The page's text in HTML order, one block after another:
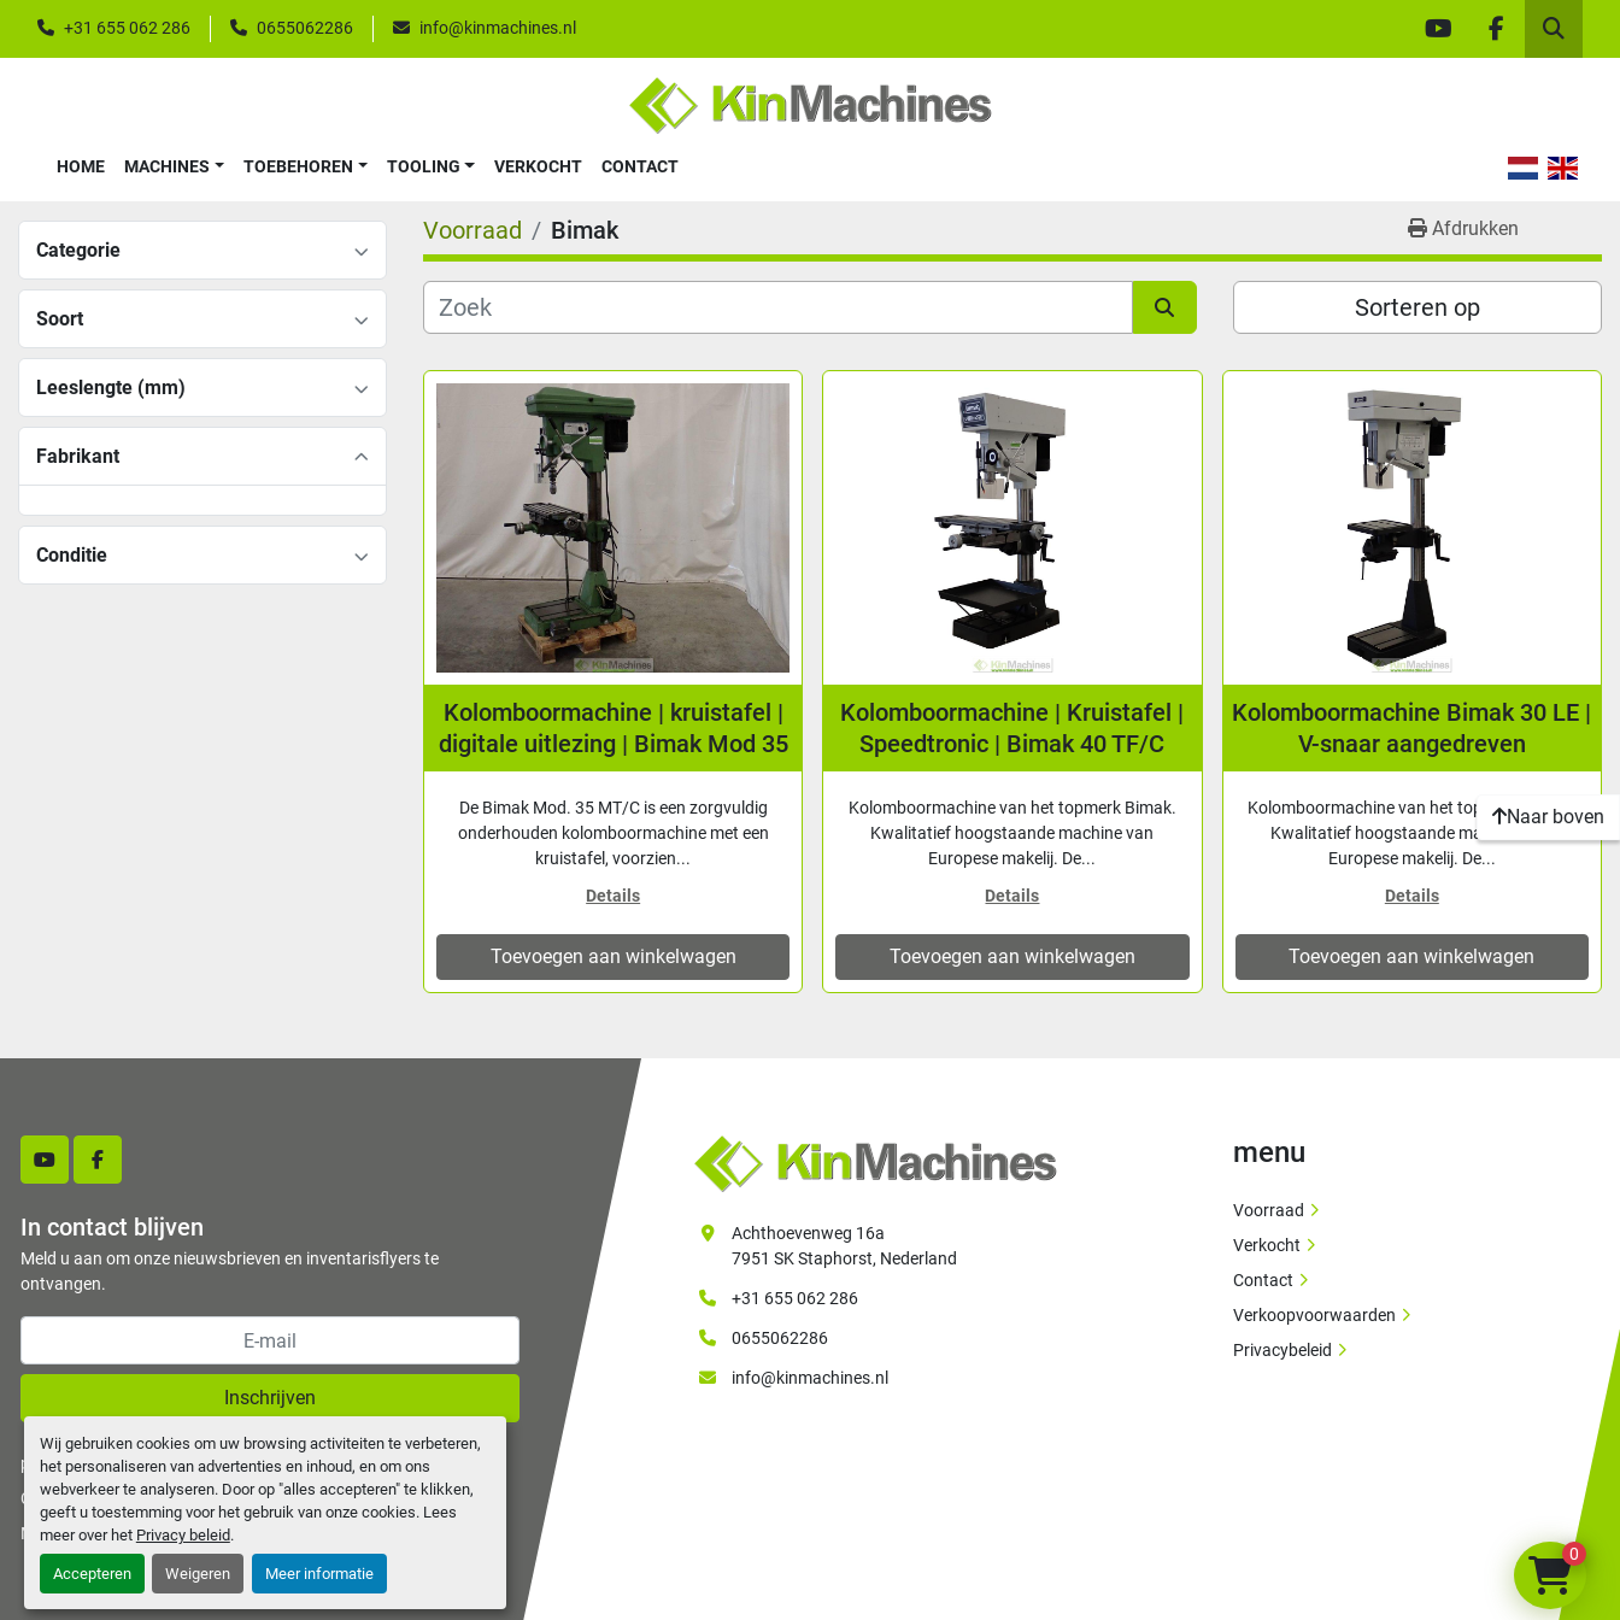
Wij gebruiken cookies om uw browsing activiteiten te verbeteren,
het personaliseren van advertenties en inhoud, en om ons
webverkeer te analyseren. Door op "alles accepteren" te klikken,
geeft u toestemming voor het gebruik van onze cookies. Lees
meer over het Privacy beleid.
Accepteren Weigeren Meer informatie
+31 655 062 286 0655062286 info@kinmachines.nl
youtubefacebook
Zoek
HOME MACHINES TOEBEHOREN TOOLING VERKOCHT CONTACT
Categorie
Soort
Leeslengte (mm)
Fabrikant
Conditie
Voorraad Bimak Afdrukken
Sorteren op
Kolomboormachine | kruistafel |
digitale uitlezing | Bimak Mod 35
MT/C
De Bimak Mod. 35 MT/C is een zorgvuldig
onderhouden kolomboormachine met een
kruistafel, voorzien...
Details
Toevoegen aan winkelwagen
Kolomboormachine | Kruistafel |
Speedtronic | Bimak 40 TF/C
Kolomboormachine van het topmerk Bimak.
Kwalitatief hoogstaande machine van
Europese makelij. De...
Details
Toevoegen aan winkelwagen
Kolomboormachine Bimak 30 LE |
V-snaar aangedreven
Kolomboormachine van het topmerk Bimak.
Kwalitatief hoogstaande machine van
Europese makelij. De...
Details
Toevoegen aan winkelwagen
Naar boven
youtubefacebook
In contact blijven
Meld u aan om onze nieuwsbrieven en inventarisflyers te
ontvangen.
Inschrijven
privacy policy
Cookies beheren
Machinio Systemwebsite door
Achthoevenweg 16a
7951 SK Staphorst, Nederland
+31 655 062 286
0655062286
info@kinmachines.nl
menu
Voorraad
Verkocht
Contact
Verkoopvoorwaarden
Privacybeleid
0